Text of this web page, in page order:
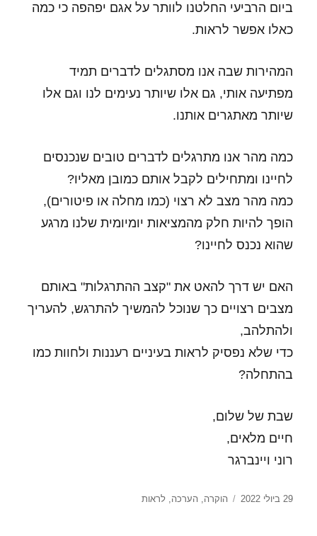
ביום הרביעי החלטנו לוותר על אגם יפהפה כי כמה
כאלו אפשר לראות.
המהירות שבה אנו מסתגלים לדברים תמיד
מפתיעה אותי, גם אלו שיותר נעימים לנו וגם אלו
שיותר מאתגרים אותנו.
כמה מהר אנו מתרגלים לדברים טובים שנכנסים
לחיינו ומתחילים לקבל אותם כמובן מאליו?
כמה מהר מצב לא רצוי (כמו מחלה או פיטורים),
הופך להיות חלק מהמציאות יומיומית שלנו מרגע
שהוא נכנס לחיינו?
האם יש דרך להאט את "קצב ההתרגלות" באותם
מצבים רצויים כך שנוכל להמשיך להתרגש, להעריך
ולהתלהב,
כדי שלא נפסיק לראות בעיניים רעננות ולחוות כמו
בהתחלה?
שבת של שלום,
חיים מלאים,
רוני ויינברגר
פורסם
29 ביולי 2022 תגיות
הוקרה,הערכה,לראות